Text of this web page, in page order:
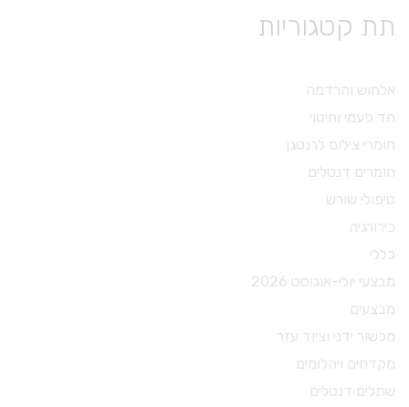
תת קטגוריות
אלחוש והרדמה
חד פעמי וחיטוי
חומרי צילום לרנטגן
חומרים דנטלים
טיפולי שורש
כירורגיה
כללי
מבצעי יולי-אוגוסט 2026
מבצעים
מכשור ידני וציוד עזר
מקדחים ויהלומים
שתלים דנטלים